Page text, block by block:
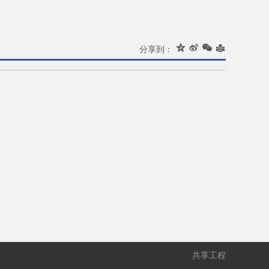
分享到：    
共享工程